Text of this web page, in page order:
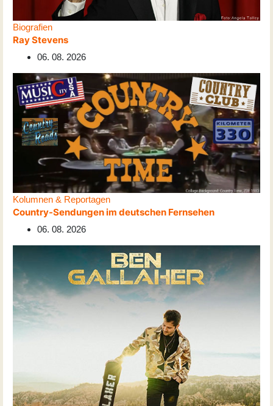
Biografien
Ray Stevens
06. 08. 2026
Kolumnen & Reportagen
Country-Sendungen im deutschen Fernsehen
06. 08. 2026